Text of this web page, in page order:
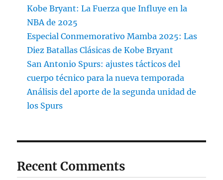
Kobe Bryant: La Fuerza que Influye en la
NBA de 2025
Especial Conmemorativo Mamba 2025: Las
Diez Batallas Clásicas de Kobe Bryant
San Antonio Spurs: ajustes tácticos del
cuerpo técnico para la nueva temporada
Análisis del aporte de la segunda unidad de
los Spurs
Recent Comments